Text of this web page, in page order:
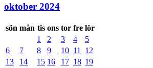
oktober 2024
sön mån tis ons tor fre lör
1
2 3 4
5
6
7 8 9 10 11
12
13
14 15 16 17 18 19